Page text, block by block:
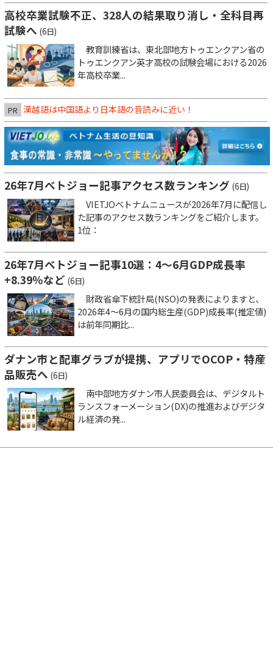
高校卒業試験不正、328人の結果取り消し・全科目再
試験へ (6日)
教育訓練省は、東北部地方トゥエンクアン省の
トゥエンクアン英才高校の試験会場における2026
年高校卒業...
PR 漢越語は中国語より日本語の音読みに近い！
26年7月ベトジョー記事アクセス数ランキング (6日)
VIETJOベトナムニュースが2026年7月に配信し
た記事のアクセス数ランキングをご紹介します。
1位：
26年7月ベトジョー記事10選：4～6月GDP成長率
+8.39％など (6日)
財政省傘下統計局(NSO)の発表によりますと、
2026年4～6月の国内総生産(GDP)成長率(推定値)
は前年同期比...
ダナン市と配車グラブが提携、アプリでOCOP・特産
品販売へ (6日)
南中部地方ダナン市人民委員会は、デジタルト
ランスフォーメーション(DX)の推進およびデジタ
ル経済の発...